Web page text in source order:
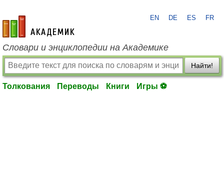
academic.ru
EN DE ES FR
Словари и энциклопедии на Академике
Найти!
Толкования Переводы Книги Игры ⚽